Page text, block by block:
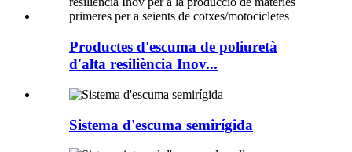
Productes d'escuma de poliuretà
d'alta resiliència Inov...
Sistema d'escuma semirígida